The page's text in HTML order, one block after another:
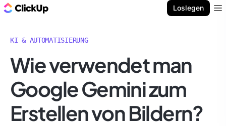
Loslegen
KI & AUTOMATISIERUNG
Wie verwendet man
Google Gemini zum
Erstellen von Bildern?